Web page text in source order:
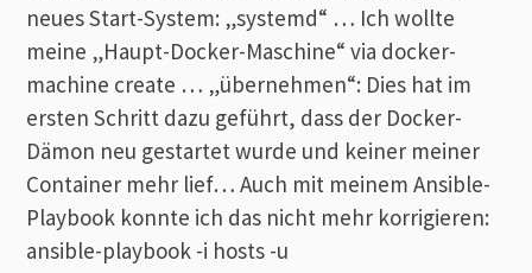
neues Start-System: „systemd“ … Ich wollte
meine „Haupt-Docker-Maschine“ via docker-
machine create … „übernehmen“: Dies hat im
ersten Schritt dazu geführt, dass der Docker-
Dämon neu gestartet wurde und keiner meiner
Container mehr lief… Auch mit meinem Ansible-
Playbook konnte ich das nicht mehr korrigieren:
ansible-playbook -i hosts -u